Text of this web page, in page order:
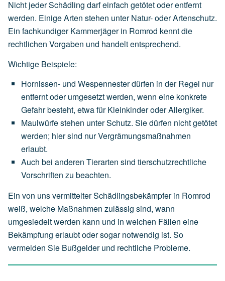
Nicht jeder Schädling darf einfach getötet oder entfernt
werden. Einige Arten stehen unter Natur- oder Artenschutz.
Ein fachkundiger Kammerjäger in Romrod kennt die
rechtlichen Vorgaben und handelt entsprechend.
Wichtige Beispiele:
Hornissen- und Wespennesterdürfen in der Regel nur
entferntoder umgesetztwerden, wenn eine konkrete
Gefahrbesteht, etwafür KleinkinderoderAllergiker.
Maulwürfestehen unterSchutz. Siedürfen nichtgetötet
werden; hiersind nurVergrämungsmaßnahmen
erlaubt.
Auch bei anderen Tierarten sind tierschutzrechtliche
Vorschriften zu beachten.
Ein von uns vermittelter Schädlingsbekämpfer in Romrod
weiß, welche Maßnahmen zulässig sind, wann
umgesiedelt werden kann und in welchen Fällen eine
Bekämpfung erlaubt oder sogar notwendig ist. So
vermeiden Sie Bußgelder und rechtliche Probleme.